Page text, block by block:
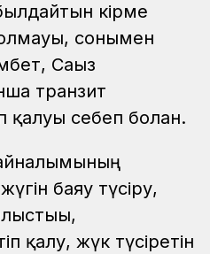
кірме
сонымен
Сағыз
транзит
себеп болған.
айналымының
баяу түсіру,
қалу, жүк түсіретін